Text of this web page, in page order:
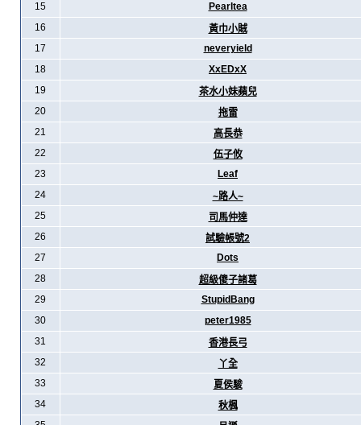
15
Pearltea
16
黃巾小賊
17
neveryield
18
XxEDxX
19
茶水小妹蘋兒
20
拖雷
21
高長恭
22
伍子攸
23
Leaf
24
~路人~
25
司馬仲達
26
試驗帳號2
27
Dots
28
超級傻子諸葛
29
StupidBang
30
peter1985
31
香港長弓
32
丫全
33
夏侯駿
34
秋楓